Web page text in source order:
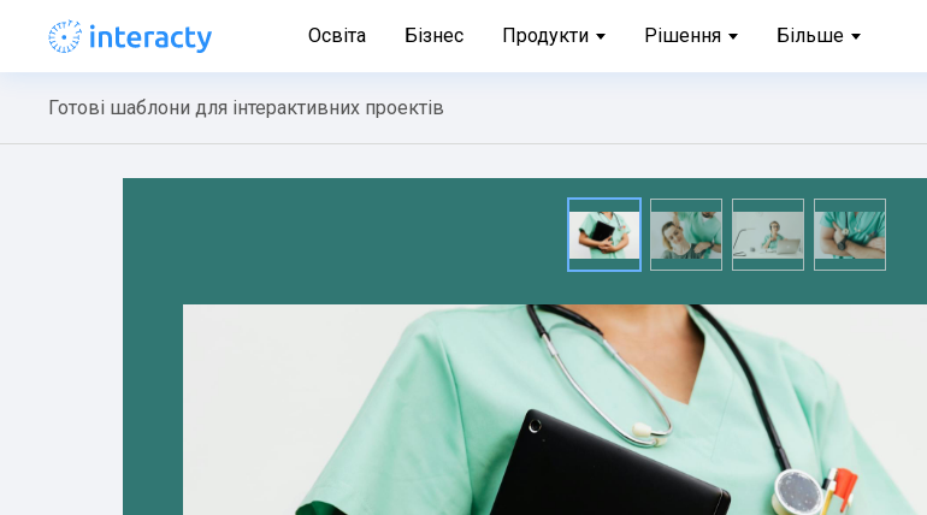
Освіта Бізнес Продукти Рішення Більше
Готові шаблони для інтерактивних проектів